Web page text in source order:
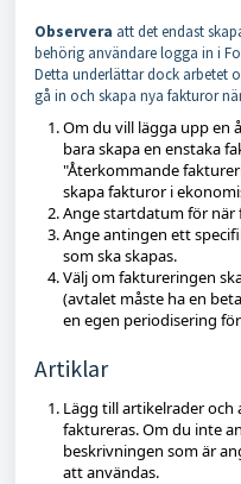
Observera att det endast
behörig användare logga in i
Detta underlättar dock arbetet
gå in och skapa nya fakturor
Om du vill lägga upp en
bara skapa en enstaka
"Återkommande
skapa fakturor i
Ange startdatum för när
Ange antingen ett
som ska skapas.
Välj om faktureringen
(avtalet måste ha en
en egen periodisering
Artiklar
Lägg till artikelrader
faktureras. Om du inte
beskrivningen som är
att användas.